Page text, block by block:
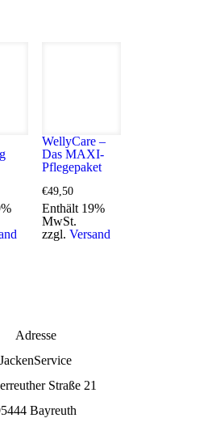
WellyCare –
Das MAXI-
Pflegepaket
€49,50
Enthält 19%
MwSt.
zzgl. Versand
Adresse
JackenService
Straße 21
Bayreuth